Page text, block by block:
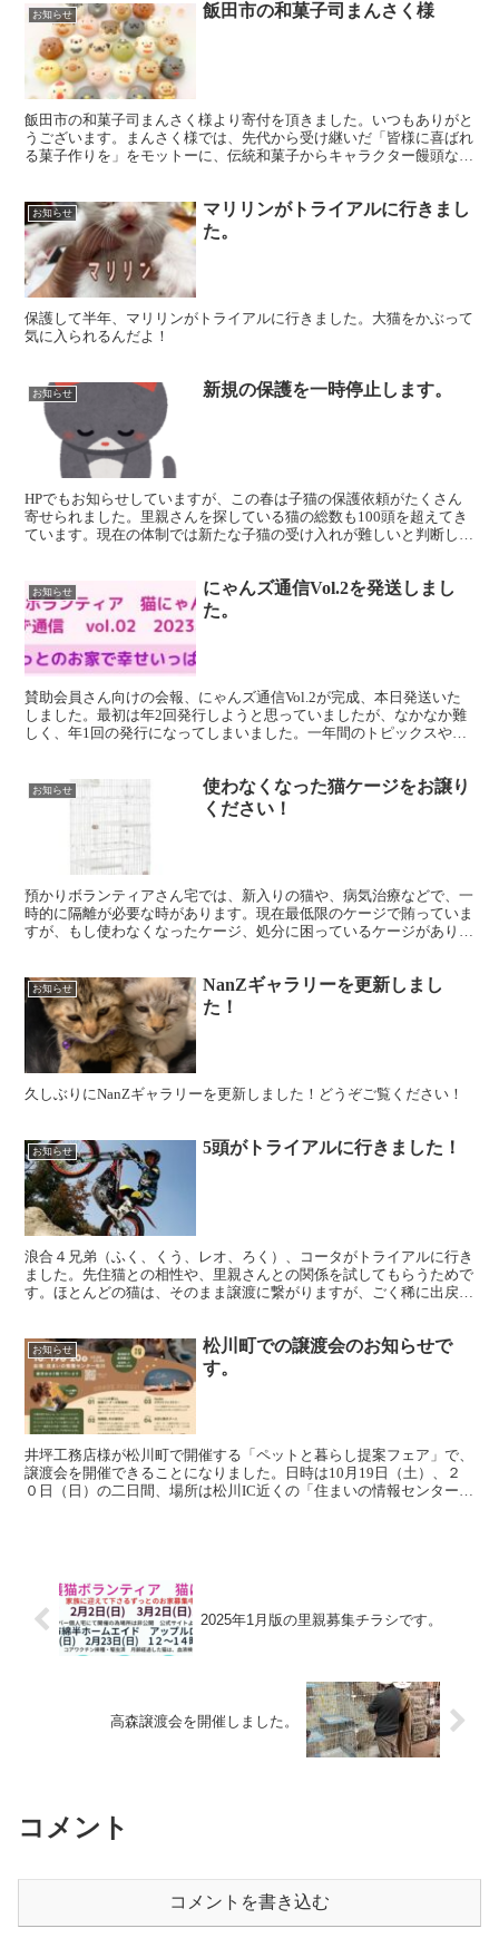
お知らせ 飯田市の和菓子司まんさく様
飯田市の和菓子司まんさく様より寄付を頂きました。いつもありがと
うございます。まんさく様では、先代から受け継いだ「皆様に喜ばれ
る菓子作りを」をモットーに、伝統和菓子からキャラクター饅頭など
お知らせ
マリリンがトライアルに行きまし
た。
保護して半年、マリリンがトライアルに行きました。大猫をかぶって
気に入られるんだよ！
お知らせ 新規の保護を一時停止します。
HPでもお知らせしていますが、この春は子猫の保護依頼がたくさん
寄せられました。里親さんを探している猫の総数も100頭を超えてき
ています。現在の体制では新たな子猫の受け入れが難しいと判断し
お知らせ
にゃんズ通信Vol.2を発送しまし
た。
賛助会員さん向けの会報、にゃんズ通信Vol.2が完成、本日発送いた
しました。最初は年2回発行しようと思っていましたが、なかなか難
しく、年1回の発行になってしまいました。一年間のトピックスや、
お知らせ
使わなくなった猫ケージをお譲り
ください！
預かりボランティアさん宅では、新入りの猫や、病気治療などで、一
時的に隔離が必要な時があります。現在最低限のケージで賄っていま
すが、もし使わなくなったケージ、処分に困っているケージがありま
お知らせ
NanZギャラリーを更新しまし
た！
久しぶりにNanZギャラリーを更新しました！どうぞご覧ください！
お知らせ 5頭がトライアルに行きました！
浪合４兄弟（ふく、くう、レオ、ろく）、コータがトライアルに行き
ました。先住猫との相性や、里親さんとの関係を試してもらうためで
す。ほとんどの猫は、そのまま譲渡に繋がりますが、ごく稀に出戻っ
お知らせ
松川町での譲渡会のお知らせで
す。
井坪工務店様が松川町で開催する「ペットと暮らし提案フェア」で、
譲渡会を開催できることになりました。日時は10月19日（土）、２
０日（日）の二日間、場所は松川IC近くの「住まいの情報センター松
2025年1月版の里親募集チラシです。
高森譲渡会を開催しました。
コメント
コメントを書き込む